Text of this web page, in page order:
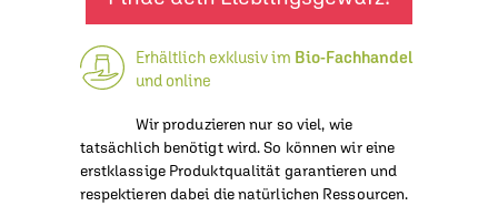
Erhältlich exklusiv im Bio-Fachhandel
und online
Wir produzieren nur so viel, wie
tatsächlich benötigt wird. So können wir eine
erstklassige Produktqualität garantieren und
respektieren dabei die natürlichen Ressourcen.